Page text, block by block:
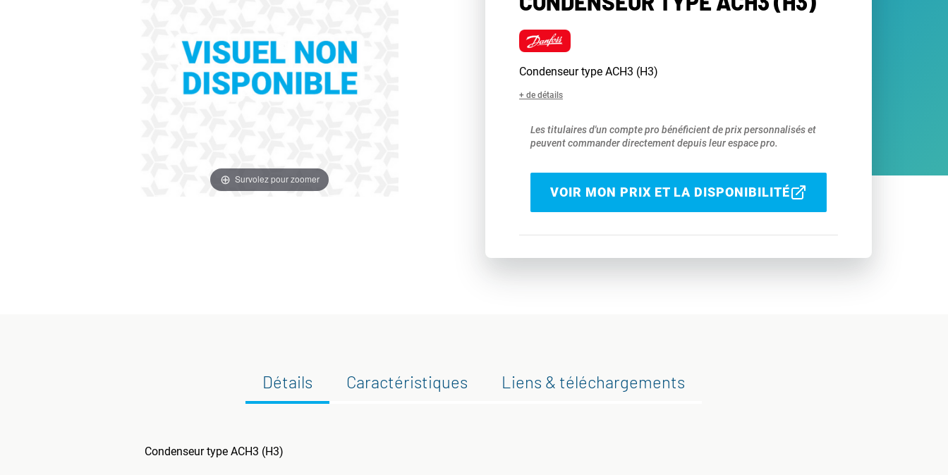
Survolez pour zoomer
Condenseur type ACH3 (H3)
+ de détails
Les titulaires d'un compte pro bénéficient de prix personnalisés et
peuvent commander directement depuis leur espace pro.
VOIR MON PRIX ET LA DISPONIBILITÉ
Détails Caractéristiques Liens & téléchargements
Condenseur type ACH3 (H3)